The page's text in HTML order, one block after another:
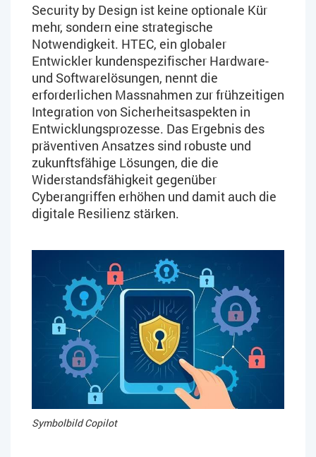
Security by Design ist keine optionale Kür
mehr, sondern eine strategische
Notwendigkeit. HTEC, ein globaler
Entwickler kundenspezifischer Hardware-
und Softwarelösungen, nennt die
erforderlichen Massnahmen zur frühzeitigen
Integration von Sicherheitsaspekten in
Entwicklungsprozesse. Das Ergebnis des
präventiven Ansatzes sind robuste und
zukunftsfähige Lösungen, die die
Widerstandsfähigkeit gegenüber
Cyberangriffen erhöhen und damit auch die
digitale Resilienz stärken.​
Symbolbild Copilot